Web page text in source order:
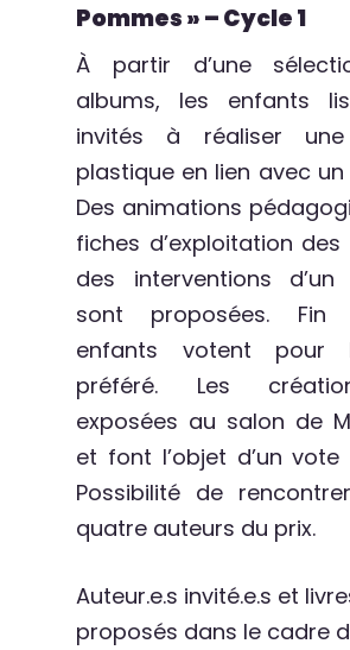
Pommes » – Cycle 1
À partir d’une
albums, les enfants
invités à réaliser
plastique en lien avec un
Des animations
fiches d’exploitation des
des interventions d’un
sont proposées. Fin
enfants votent pour
préféré. Les
exposées au salon de
et font l’objet d’un vote
Possibilité de
quatre auteurs du prix.
Auteur.e.s invité.e.s et
proposés dans le cadre